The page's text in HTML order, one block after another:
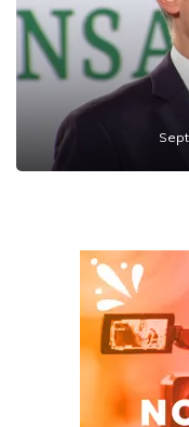
México
de 12 a 17